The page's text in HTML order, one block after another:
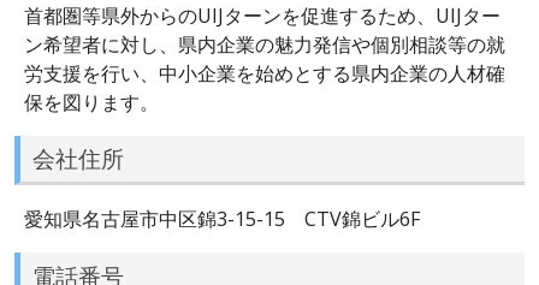
首都圏等県外からのUIJターンを促進するため、UIJター
ン希望者に対し、県内企業の魅力発信や個別相談等の就
労支援を行い、中小企業を始めとする県内企業の人材確
保を図ります。
会社住所
愛知県名古屋市中区錦3-15-15 CTV錦ビル6F
電話番号